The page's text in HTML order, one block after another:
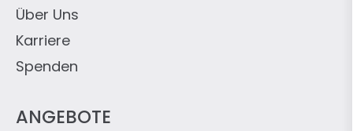
ANGEBOTE
Spenden
Karriere
Über Uns